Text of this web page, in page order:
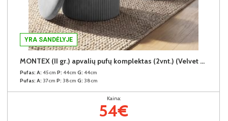
YRA SANDĖLYJE
MONTEX (II gr.) apvalių pufų komplektas (2vnt.) (Velvet #13 Šviesiai pilkas)
Pufas: A: 45cm P: 44cm G: 44cm
Pufas: A: 37cm P: 38cm G: 38cm
Kaina:
54€